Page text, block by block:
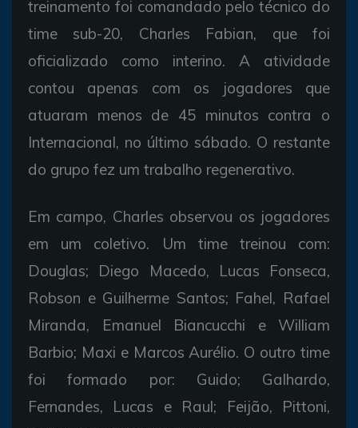
treinamento foi comandado pelo técnico do
time sub-20, Charles Fabian, que foi
oficializado como interino. A atividade
contou apenas com os jogadores que
atuaram menos de 45 minutos contra o
Internacional, no último sábado. O restante
do grupo fez um trabalho regenerativo.
Em campo, Charles observou os jogadores
em um coletivo. Um time treinou com:
Douglas; Diego Macedo, Lucas Fonseca,
Robson e Guilherme Santos; Fahel, Rafael
Miranda, Emanuel Biancucchi e William
Barbio; Maxi e Marcos Aurélio. O outro time
foi formado por: Guido; Galhardo,
Fernandes, Lucas e Raul; Feijão, Pittoni,